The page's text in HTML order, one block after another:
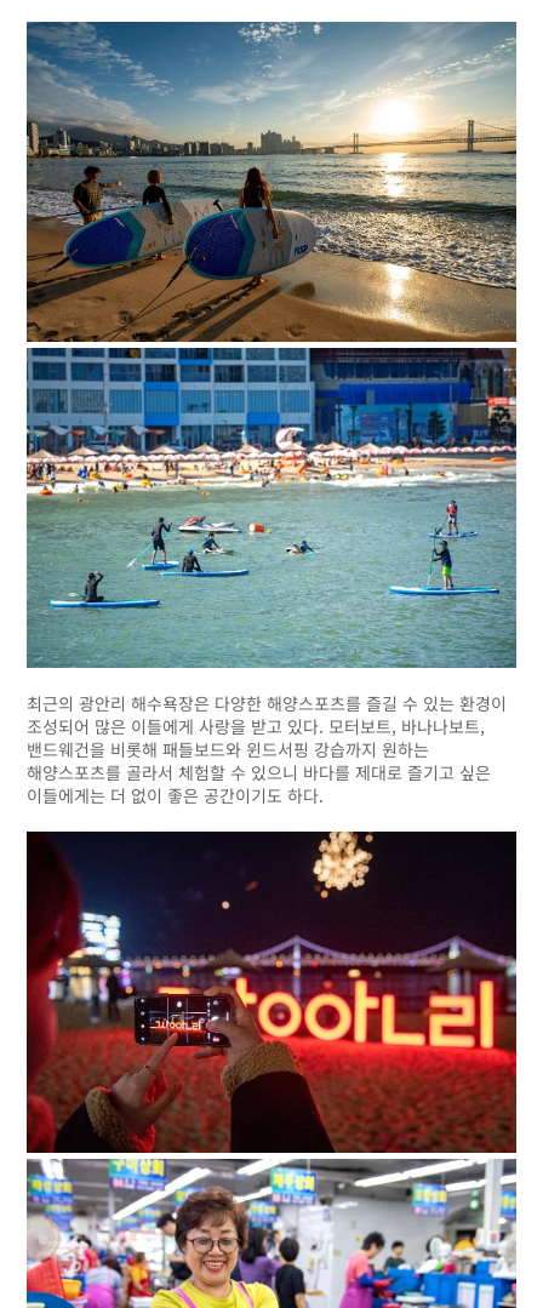
최근의 광안리 해수욕장은 다양한 해양스포츠를 즐길 수 있는 환경이
조성되어 많은 이들에게 사랑을 받고 있다. 모터보트, 바나나보트,
밴드웨건을 비롯해 패들보드와 윈드서핑 강습까지 원하는
해양스포츠를 골라서 체험할 수 있으니 바다를 제대로 즐기고 싶은
이들에게는 더 없이 좋은 공간이기도 하다.